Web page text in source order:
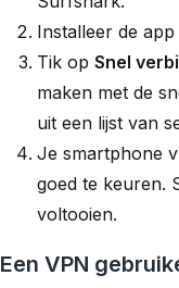
Installeer de
Tik op Snel
maken met de
uit een lijst van
Je smartphone
goed te keuren.
voltooien.
Een VPN